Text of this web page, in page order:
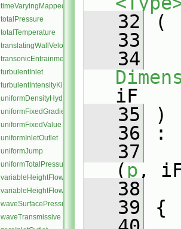
timeVaryingMappedFixedValue
totalPressure
totalTemperature
translatingWallVelocity
transonicEntrainmentPressure
turbulentInlet
turbulentIntensityKineticEnergyInlet
uniformDensityHydrostaticPressure
uniformFixedGradient
uniformFixedValue
uniformInletOutlet
uniformJump
uniformTotalPressure
variableHeightFlowRate
variableHeightFlowRateInletVelocity
waveSurfacePressure
waveTransmissive
   32
(
   33
   34
iF
   35
)
   36
:
   37
( p ,
   38
   39
{